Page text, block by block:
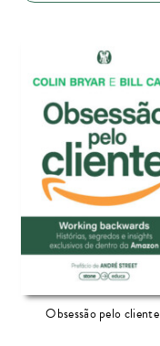
Obsessão pelo cliente